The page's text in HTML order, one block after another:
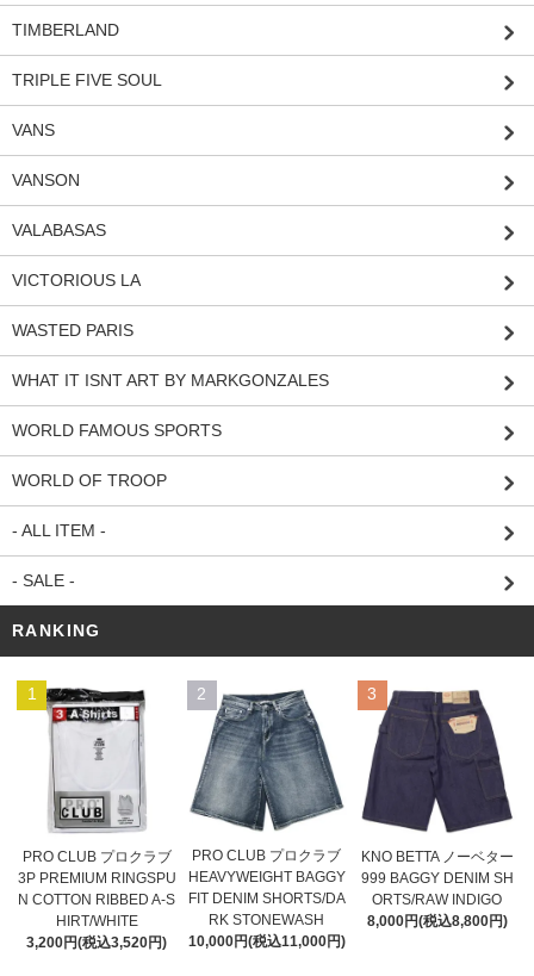
TIMBERLAND
TRIPLE FIVE SOUL
VANS
VANSON
VALABASAS
VICTORIOUS LA
WASTED PARIS
WHAT IT ISNT ART BY MARKGONZALES
WORLD FAMOUS SPORTS
WORLD OF TROOP
- ALL ITEM -
- SALE -
RANKING
1
PRO CLUB プロクラブ
3P PREMIUM RINGSPU
N COTTON RIBBED A-S
HIRT/WHITE
3,200円(税込3,520円)
2
PRO CLUB プロクラブ
HEAVYWEIGHT BAGGY
FIT DENIM SHORTS/DA
RK STONEWASH
10,000円(税込11,000円)
3
KNO BETTA ノーベター
999 BAGGY DENIM SH
ORTS/RAW INDIGO
8,000円(税込8,800円)